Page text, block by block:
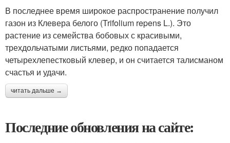
В последнее время широкое распространение получил
газон из Клевера белого (Trifolium repens L.). Это
растение из семейства бобовых с красивыми,
трехдольчатыми листьями, редко попадается
четырехлепестковый клевер, и он считается талисманом
счастья и удачи.
читать дальше →
Последние обновления на сайте: